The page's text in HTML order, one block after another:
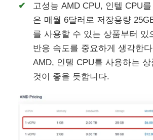
고성능 AMD CPU, 인텔 CPU
은 매월 6달러로 저장용량
를 사용할 수 있는 상품부터 있
반응 속도를 중요하게 생각한
AMD, 인텔 CPU를 사용하는
것이 좋을 듯합니다.